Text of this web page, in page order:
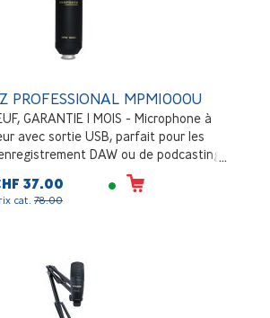
PROFESSIONAL MPM1000U
GARANTIE 1 MOIS - Microphone à
avec sortie USB, parfait pour les
DAW ou de podcasting,
étendue et faible bruit de fond,
numérique à grande vitesse,
construction solide
37.00
cat. 78.00